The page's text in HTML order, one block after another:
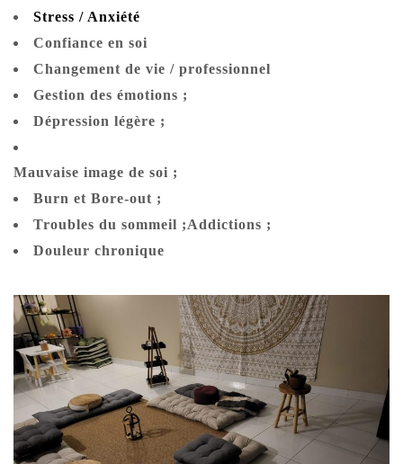
Stress / Anxiété
Confiance en soi
Changement de vie / professionnel
Gestion des émotions ;
Dépression légère ;
Mauvaise image de soi ;
Burn et Bore-out ;
Troubles du sommeil ;Addictions ;
Douleur chronique